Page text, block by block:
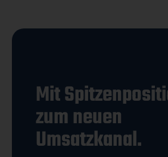
Mit
zum neuen
Umsatzkanal.